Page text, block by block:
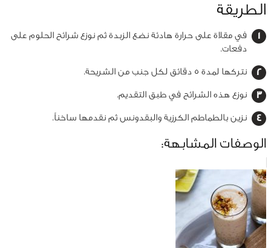
الطريقة
في مقلاة على حرارة هادئة نضع الزبدة ثم نوزع شرائح الحلوم على
دفعات.
نتركها لمدة 5 دقائق لكل جنب من الشريحة.
نوزع هذه الشرائح في طبق التقديم.
نزين بالطماطم الكرزية والبقدونس ثم نقدمها ساخناً.
الوصفات المشابهة: